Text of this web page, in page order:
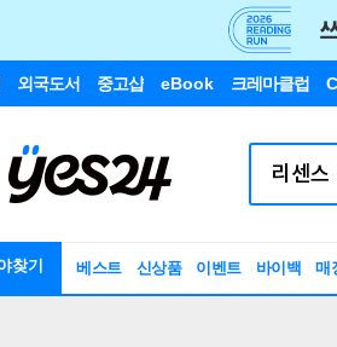
외국도서 중고샵 eBook 크레마클럽
찾기 베스트 신상품 이벤트 바이백 매